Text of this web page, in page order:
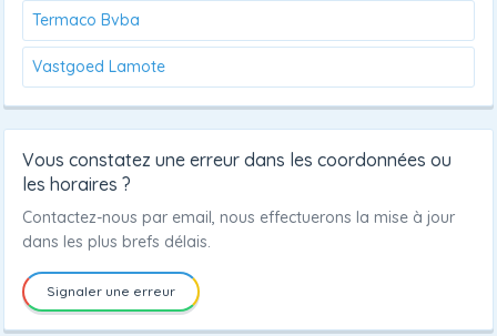
Termaco Bvba
Vastgoed Lamote
Vous constatez une erreur dans les coordonnées ou
les horaires ?
Contactez-nous par email, nous effectuerons la mise à jour
dans les plus brefs délais.
Signaler une erreur